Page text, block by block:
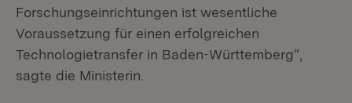
Forschungseinrichtungen ist wesentliche
Voraussetzung für einen erfolgreichen
Technologietransfer in Baden-Württemberg“,
sagte die Ministerin.